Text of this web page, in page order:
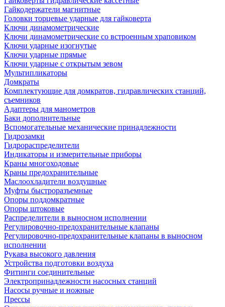
Гайкодержатели магнитные
Головки торцевые ударные для гайковерта
Ключи динамометрические
Ключи динамометрические со встроенным храповиком
Ключи ударные изогнутые
Ключи ударные прямые
Ключи ударные с открытым зевом
Мультипликаторы
Домкраты
Комплектующие для домкратов, гидравлических станций,
съемников
Адаптеры для манометров
Баки дополнительные
Вспомогательные механические принадлежности
Гидрозамки
Гидрораспределители
Индикаторы и измерительные приборы
Краны многоходовые
Краны предохранительные
Маслоохладители воздушные
Муфты быстроразъемные
Опоры поддомкратные
Опоры штоковые
Распределители в выносном исполнении
Регулировочно-предохранительные клапаны
Регулировочно-предохранительные клапаны в выносном
исполнении
Рукава высокого давления
Устройства подготовки воздуха
Фитинги соединительные
Электропринадлежности насосных станций
Насосы ручные и ножные
Прессы